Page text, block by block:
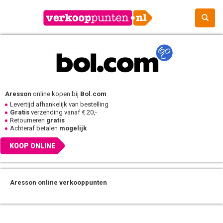
Aresson online kopen bij Bol.com
Levertijd afhankelijk van bestelling
Gratis verzending vanaf € 20,-
Retourneren gratis
Achteraf betalen mogelijk
KOOP ONLINE
Aresson online verkooppunten